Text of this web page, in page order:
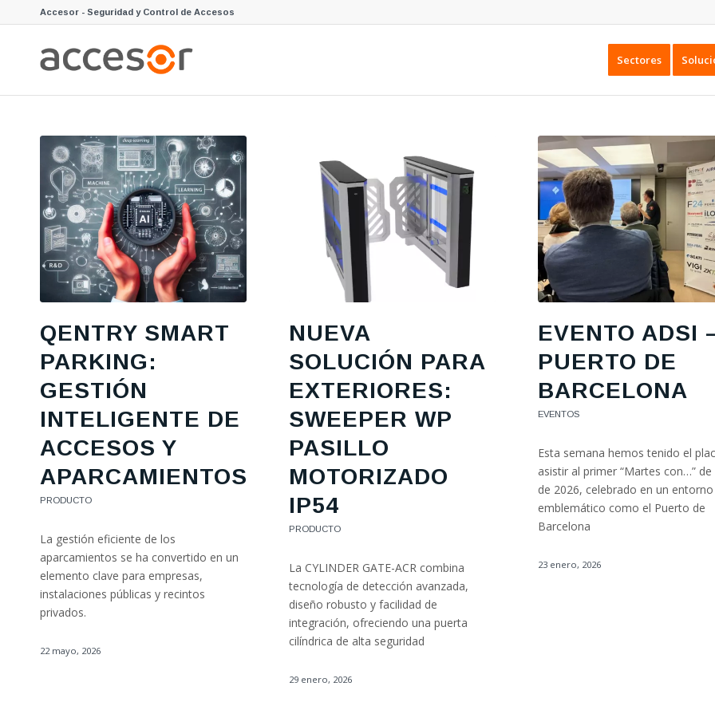
Accesor - Seguridad y Control de Accesos
Sectores
QENTRY SMART
PARKING:
GESTIÓN
INTELIGENTE DE
ACCESOS Y
APARCAMIENTOS
PRODUCTO
La gestión eficiente de los
aparcamientos se ha convertido en un
elemento clave para empresas,
instalaciones públicas y recintos
privados.
22 mayo, 2026
NUEVA
SOLUCIÓN PARA
EXTERIORES:
SWEEPER WP
PASILLO
MOTORIZADO
IP54
PRODUCTO
La CYLINDER GATE-ACR combina
tecnología de detección avanzada,
diseño robusto y facilidad de
integración, ofreciendo una puerta
cilíndrica de alta seguridad
29 enero, 2026
EVENTO ADSI
PUERTO DE
BARCELONA
EVENTOS
Esta semana hemos tenido el
asistir al primer “Martes con…” de
de 2026, celebrado en un
emblemático como el Puerto de
Barcelona
23 enero, 2026